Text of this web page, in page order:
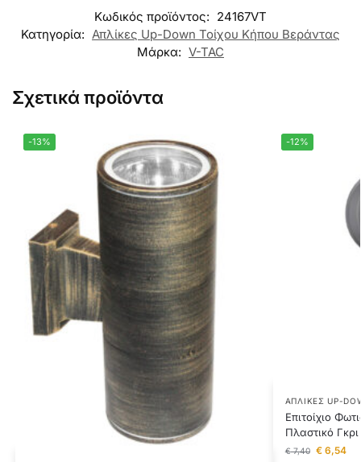
Κωδικός προϊόντος: 24167VT
Κατηγορία: Απλίκες Up-Down Τοίχου Κήπου Βεράντας
Μάρκα: V-TAC
Σχετικά προϊόντα
-13% -12%
ΑΠΛΊΚΕΣ UP-
Επιτοίχιο
Πλαστικό
€7,40 €6,54